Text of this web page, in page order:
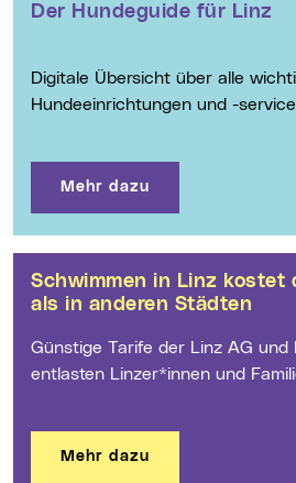
Der Hundeguide für Linz
Digitale Übersicht über alle wichtigen
Hundeeinrichtungen und -
Mehr dazu
Schwimmen in Linz kostet deutlich weniger
als in anderen Städten
Günstige Tarife der Linz AG und kostenlose Angebote
entlasten Linzer*innen und
Mehr dazu